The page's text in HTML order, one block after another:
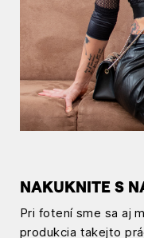
NAKUKNITE S
Pri fotení sme sa aj
produkcia takejto